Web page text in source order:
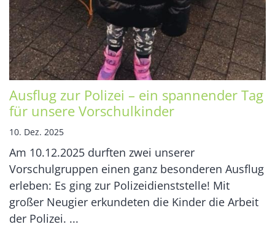
Ausflug zur Polizei – ein spannender Tag
für unsere Vorschulkinder
10. Dez. 2025
Am 10.12.2025 durften zwei unserer
Vorschulgruppen einen ganz besonderen Ausflug
erleben: Es ging zur Polizeidienststelle! Mit
großer Neugier erkundeten die Kinder die Arbeit
der Polizei. ...